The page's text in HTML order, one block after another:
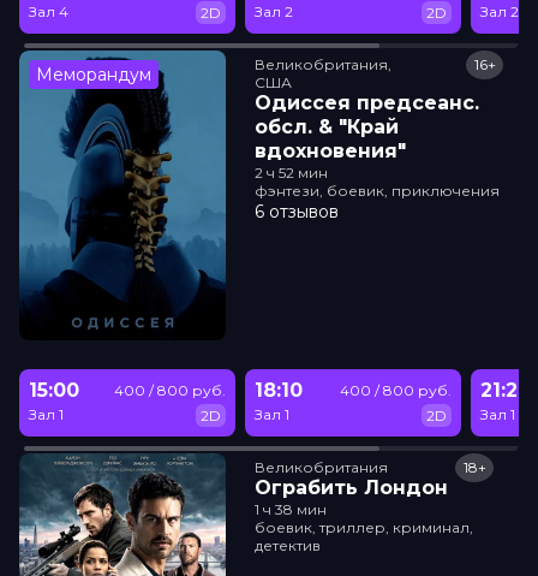
Зал 4
2D
Зал 2
2D
Зал 2
Меморандум
Великобритания,
США
Одиссея прeдсeанc.
обсл. & "Край
вдохновения"
16+
2 ч 52 мин
фэнтези, боевик, приключения
6 отзывов
15:00
Зал 1
400 / 800 руб.
2D
18:10
Зал 1
400 / 800 руб.
2D
21:20
Зал 1
Великобритания
Ограбить Лондон
18+
1 ч 38 мин
боевик, триллер, криминал,
детектив